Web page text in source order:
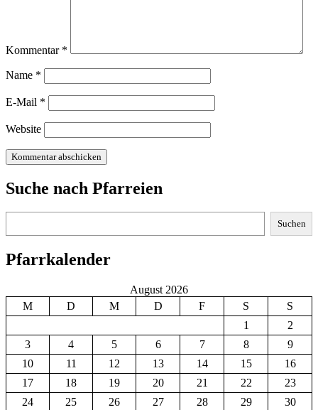
Kommentar *
Name *
E-Mail *
Website
Suche nach Pfarreien
Suchen
Pfarrkalender
August 2026
M
D M D F S
S
1
2
3
4 5 6 7 8
9
10
11 12 13 14 15
16
17
18 19 20 21 22
23
24
25 26 27 28 29
30